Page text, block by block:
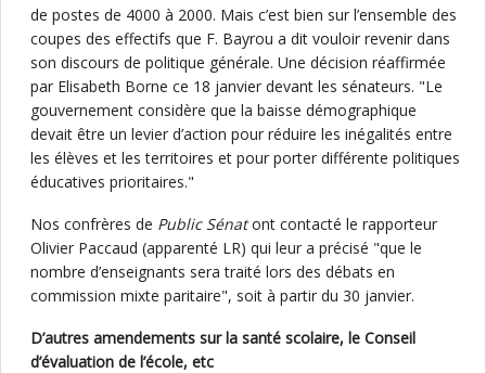
de postes de 4000 à 2000. Mais c’est bien sur l’ensemble des
coupes des effectifs que F. Bayrou a dit vouloir revenir dans
son discours de politique générale. Une décision réaffirmée
par Elisabeth Borne ce 18 janvier devant les sénateurs. "Le
gouvernement considère que la baisse démographique
devait être un levier d’action pour réduire les inégalités entre
les élèves et les territoires et pour porter différente politiques
éducatives prioritaires."
Nos confrères de Public Sénatont contacté le rapporteur
Olivier Paccaud (apparenté LR) qui leur a précisé "que le
nombre d’enseignants sera traité lors des débats en
commission mixte paritaire", soit à partir du 30 janvier.
D’autres amendements sur la santé scolaire, le Conseil
d’évaluation de l’école, etc